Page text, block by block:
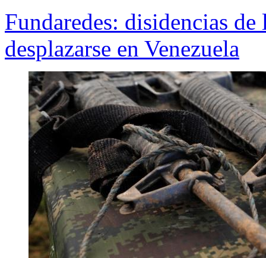
Fundaredes: disidencias
desplazarse en Venezuela